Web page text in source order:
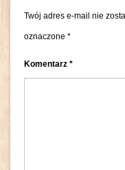
Twój adres e-mail nie
oznaczone *
Komentarz *